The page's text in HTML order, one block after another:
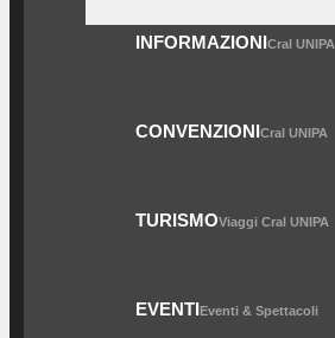
INFORMAZIONICral UNIPA
CONVENZIONICral UNIPA
TURISMOViaggi Cral UNIPA
EVENTIEventi & Spettacoli